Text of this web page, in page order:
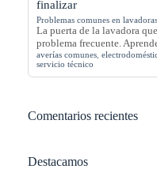
finalizar
Problemas comunes en lavadoras
La puerta de la lavadora
problema frecuente.
averías comunes
servicio técnico
Comentarios recientes
Destacamos